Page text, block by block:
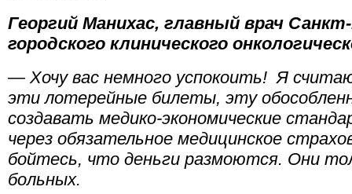
Георгий Манихас, главный врач
городского клинического
— Хочу вас немного успокоить! Я
эти лотерейные билеты, эту
создавать медико-экономические
через обязательное медицинское
бойтесь, что деньги размоются. Они
больных.